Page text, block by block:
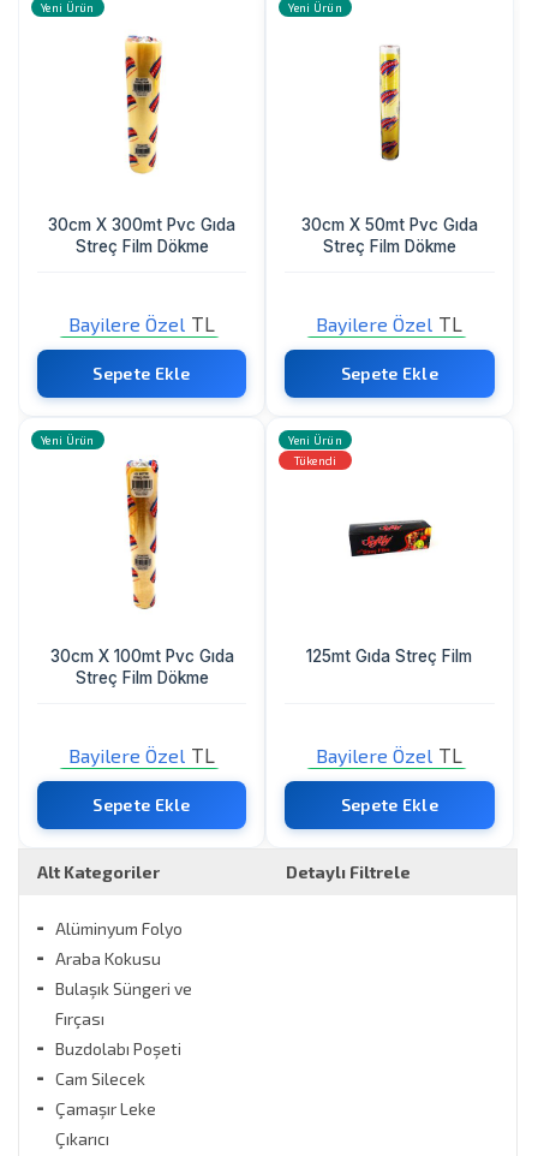
30cm X 300mt Pvc Gıda
Streç Film Dökme
Bayilere Özel TL
Yeni Ürün
Sepete Ekle
30cm X 50mt Pvc Gıda
Streç Film Dökme
Bayilere Özel TL
Yeni Ürün
Sepete Ekle
30cm X 100mt Pvc Gıda
Streç Film Dökme
Bayilere Özel TL
Yeni Ürün
Sepete Ekle
125mt Gıda Streç Film
Bayilere Özel TL
Yeni Ürün
Tükendi
Sepete Ekle
Alt Kategoriler
Alüminyum Folyo
Araba Kokusu
Bulaşık Süngeri ve
Fırçası
Buzdolabı Poşeti
Cam Silecek
Çamaşır Leke
Çıkarıcı
Detaylı Filtrele